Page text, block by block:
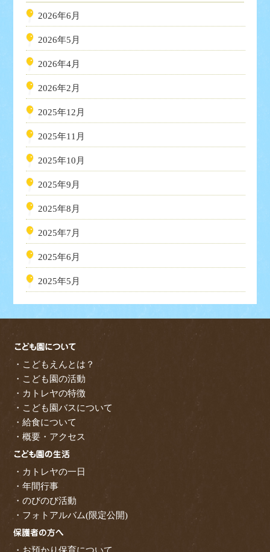
2026年6月
2026年5月
2026年4月
2026年2月
2025年12月
2025年11月
2025年10月
2025年9月
2025年8月
2025年7月
2025年6月
2025年5月
・こどもえんとは？
・こども園の活動
・カトレヤの特徴
・こども園バスについて
・給食について
・概要・アクセス
・カトレヤの一日
・年間行事
・のびのび活動
・フォトアルバム(限定公開)